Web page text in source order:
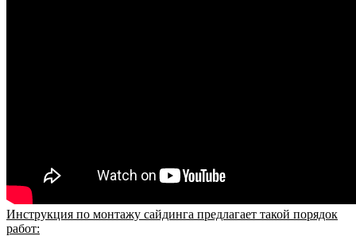
Инструкция по монтажу сайдинга предлагает такой порядок
работ: